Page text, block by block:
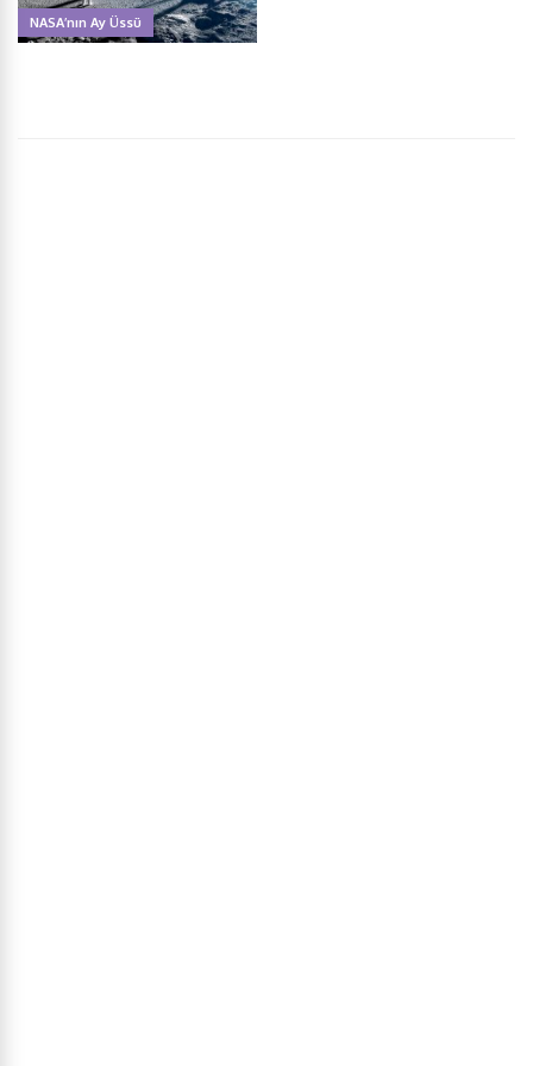
NASA’nın Ay Üssü